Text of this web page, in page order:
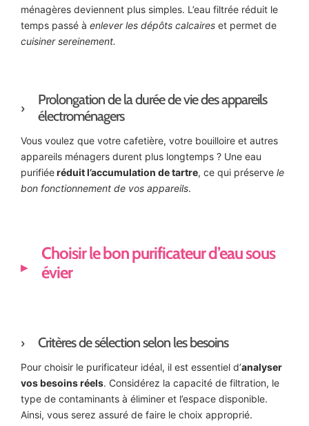
ménagères deviennent plus simples. L’eau filtrée réduit le
temps passé à enlever les dépôts calcaires et permet de
cuisiner sereinement.
Prolongation de la durée de vie des appareils
électroménagers
Vous voulez que votre cafetière, votre bouilloire et autres
appareils ménagers durent plus longtemps ? Une eau
purifiéeréduit l’accumulation de tartre, ce qui préserve le
bon fonctionnement de vos appareils.
Choisir le bon purificateur d’eau sous
évier
Critères de sélection selon les besoins
Pour choisir le purificateur idéal, il est essentiel d’analyser
vos besoins réels. Considérez la capacité de filtration, le
type de contaminants à éliminer et l’espace disponible.
Ainsi, vous serez assuré de faire le choix approprié.